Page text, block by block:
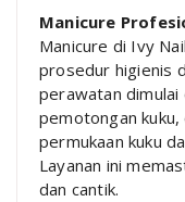
Manicure
Manicure di Ivy
prosedur higienis
perawatan dimulai
pemotongan kuku,
permukaan kuku
Layanan ini
dan cantik.